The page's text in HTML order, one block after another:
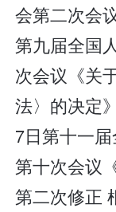
会第二次会
第九届全国
次会议《关
法〉的决定
7日第十一
第十次会议
第二次修正